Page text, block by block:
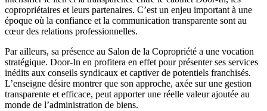
copropriétaires et leurs partenaires. C’est un enjeu important à une
époque où la confiance et la communication transparente sont au
cœur des relations professionnelles.
Par ailleurs, sa présence au Salon de la Copropriété a une vocation
stratégique. Door-In en profitera en effet pour présenter ses services
inédits aux conseils syndicaux et captiver de potentiels franchisés.
L’enseigne désire montrer que son approche, axée sur une gestion
transparente et efficace, peut apporter une réelle valeur ajoutée au
monde de l’administration de biens.